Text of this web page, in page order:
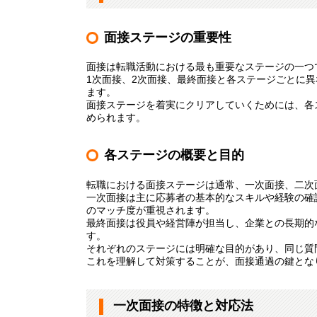
面接ステージの重要性
面接は転職活動における最も重要なステージの一つ
1次面接、2次面接、最終面接と各ステージごとに
ます。
面接ステージを着実にクリアしていくためには、
められます。
各ステージの概要と目的
転職における面接ステージは通常、一次面接、二
一次面接は主に応募者の基本的なスキルや経験の
のマッチ度が重視されます。
最終面接は役員や経営陣が担当し、企業との長期
す。
それぞれのステージには明確な目的があり、同じ
これを理解して対策することが、面接通過の鍵とな
一次面接の特徴と対応法